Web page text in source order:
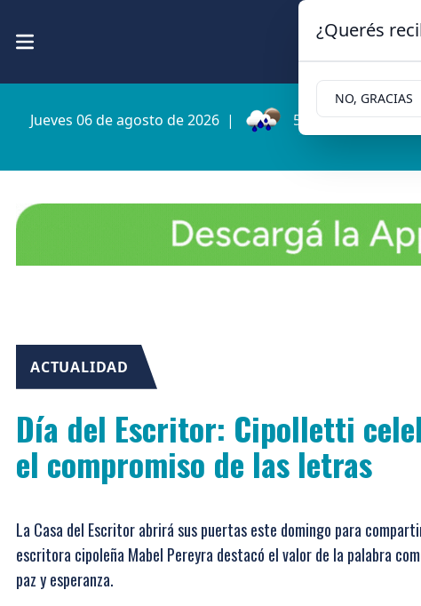
Jueves 06 de agosto de 2026 | 5.1ºc | Cipolletti,
ACTUALIDAD
Día del Escritor: Cipolletti
el compromiso de las letras
La Casa del Escritor abrirá sus puertas este domingo para
escritora cipoleña Mabel Pereyra destacó el valor de la palabra
paz y esperanza.
¿Querés
NO, GRACIAS